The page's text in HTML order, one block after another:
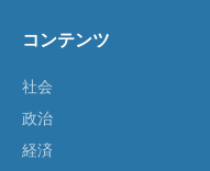
コンテンツ
社会
政治
経済